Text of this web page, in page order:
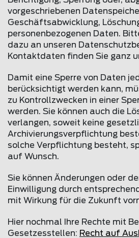
vorgeschriebenen
Geschäftsabwicklung,
personenbezogenen Daten.
dazu an unseren
Kontaktdaten finden Sie ganz
Damit eine Sperre von Daten
berücksichtigt werden kann,
zu Kontrollzwecken in einer
werden. Sie können auch die
verlangen, soweit keine
Archivierungsverpflichtung
solche Verpflichtung besteht,
auf Wunsch.
Sie können Änderungen oder
Einwilligung durch
mit Wirkung für die Zukunft
Hier nochmal Ihre Rechte mit
Gesetzesstellen: Recht auf